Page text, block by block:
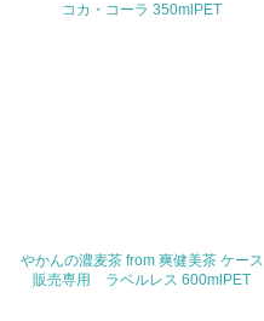
コカ・コーラ 350mlPET
やかんの濃麦茶 from 爽健美茶 ケース
販売専用 ラベルレス 600mlPET